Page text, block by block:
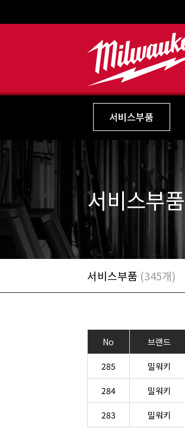
서비스부품
서비스부품
서비스부품 (345개)
No 브랜드
285 밀워키
284 밀워키
283 밀워키